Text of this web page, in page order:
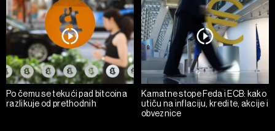
Kolačiće u bilo kojem trenutku možete ponovno ažurirati
klikom na „Prikaži detalje“. Pristanak možete u bilo kojem
trenutku opozvati bez negativnih posledica.
Po čemu se tekući pad bitcoina
razlikuje od prethodnih
Kamatne stope Feda i ECB: kako
utiču na inflaciju, kredite, akcije i
obveznice